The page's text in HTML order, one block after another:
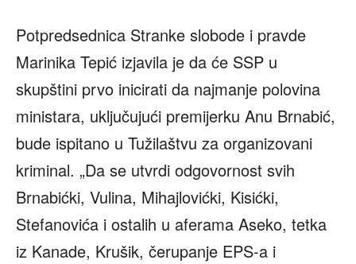
Potpredsednica Stranke slobode i pravde
Marinika Tepić izjavila je da će SSP u
skupštini prvo inicirati da najmanje polovina
ministara, uključujući premijerku Anu Brnabić,
bude ispitano u Tužilaštvu za organizovani
kriminal. „Da se utvrdi odgovornost svih
Brnabićki, Vulina, Mihajlovićki, Kisićki,
Stefanovića i ostalih u aferama Aseko, tetka
iz Kanade, Krušik, čerupanje EPS-a i